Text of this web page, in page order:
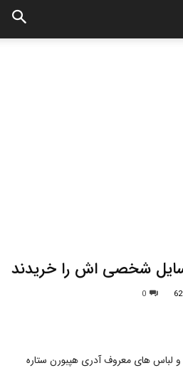
شخصی اش را خریدند
0
لباس های معروف آدری هپبورن ستاره